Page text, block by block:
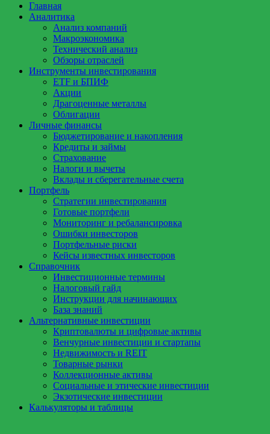
Главная
Аналитика
Анализ компаний
Макроэкономика
Технический анализ
Обзоры отраслей
Инструменты инвестирования
ETF и БПИФ
Акции
Драгоценные металлы
Облигации
Личные финансы
Бюджетирование и накопления
Кредиты и займы
Страхование
Налоги и вычеты
Вклады и сберегательные счета
Портфель
Стратегии инвестирования
Готовые портфели
Мониторинг и ребалансировка
Ошибки инвесторов
Портфельные риски
Кейсы известных инвесторов
Справочник
Инвестиционные термины
Налоговый гайд
Инструкции для начинающих
База знаний
Альтернативные инвестиции
Криптовалюты и цифровые активы
Венчурные инвестиции и стартапы
Недвижимость и REIT
Товарные рынки
Коллекционные активы
Социальные и этические инвестиции
Экзотические инвестиции
Калькуляторы и таблицы